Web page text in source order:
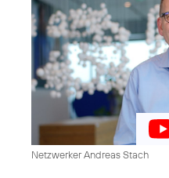
Netzwerker Andreas Stach